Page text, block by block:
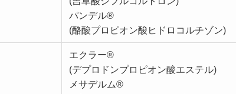
パンデル®
(酪酸プロピオン酸ヒドロコルチゾン)
エクラー®
(デプロドンプロピオン酸エステル)
メサデルム®